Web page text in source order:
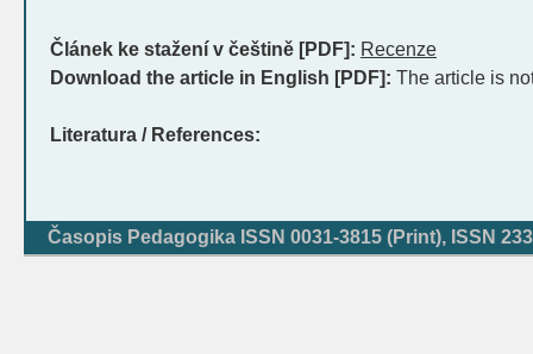
Článek ke stažení v češtině [PDF]: Recenze
Download the article in English [PDF]: The article is
Literatura / References:
Časopis Pedagogika ISSN 0031-3815 (Print), ISSN